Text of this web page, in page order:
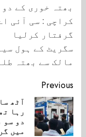
بھتہ خوری کے
کراچی : سی آئی
گرفتار کرلیا
سگریٹ کے ہول
مالک سے بھتہ
Continue
Reading
Previous
آٹھ
رہا
دو سو
میں